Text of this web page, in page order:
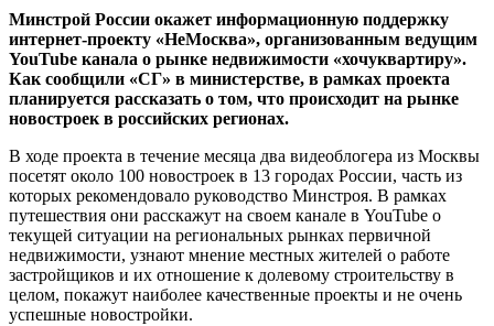
Минстрой России окажет информационную поддержку
интернет-проекту «НеМосква», организованным ведущим
YouTube канала о рынке недвижимости «хочуквартиру».
Как сообщили «СГ» в министерстве, в рамках проекта
планируется рассказать о том, что происходит на рынке
новостроек в российских регионах.
В ходе проекта в течение месяца два видеоблогера из Москвы
посетят около 100 новостроек в 13 городах России, часть из
которых рекомендовало руководство Минстроя. В рамках
путешествия они расскажут на своем канале в YouTube о
текущей ситуации на региональных рынках первичной
недвижимости, узнают мнение местных жителей о работе
застройщиков и их отношение к долевому строительству в
целом, покажут наиболее качественные проекты и не очень
успешные новостройки.